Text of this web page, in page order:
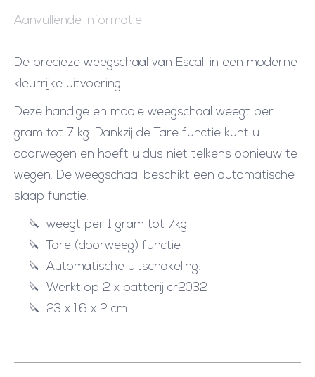
Aanvullende informatie
De precieze weegschaal van Escali in een moderne
kleurrijke uitvoering
Deze handige en mooie weegschaal weegt per
gram tot 7 kg. Dankzij de Tare functie kunt u
doorwegen en hoeft u dus niet telkens opnieuw te
wegen. De weegschaal beschikt een automatische
slaap functie.
weegt per 1 gram tot 7kg
Tare (doorweeg) functie
Automatische uitschakeling.
Werkt op 2 x batterij cr2032
23 x 16 x 2 cm